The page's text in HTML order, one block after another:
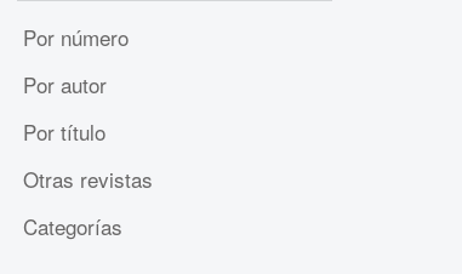
Por número
Por autor
Por título
Otras revistas
Categorías